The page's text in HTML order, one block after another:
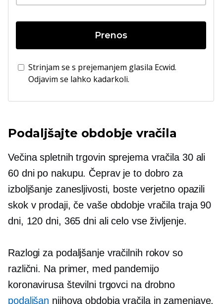
Prenos
Strinjam se s prejemanjem glasila Ecwid.
Odjavim se lahko kadarkoli.
Podaljšajte obdobje vračila
Večina spletnih trgovin sprejema vračila 30 ali
60 dni po nakupu. Čeprav je to dobro za
izboljšanje zanesljivosti, boste verjetno opazili
skok v prodaji, če vaše obdobje vračila traja 90
dni, 120 dni, 365 dni ali celo vse življenje.
Razlogi za podaljšanje vračilnih rokov so
različni. Na primer, med pandemijo
koronavirusa številni trgovci na drobno
podaljšan njihova obdobja vračila in zamenjave,